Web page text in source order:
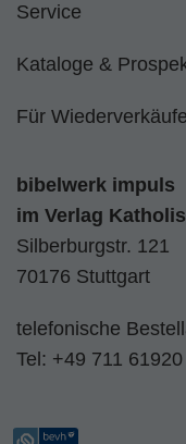
Service
Kataloge &
Für
bibelwerk impuls
im Verlag
Silberburgstr. 121
70176 Stuttgart
telefonische
Tel: +49 711